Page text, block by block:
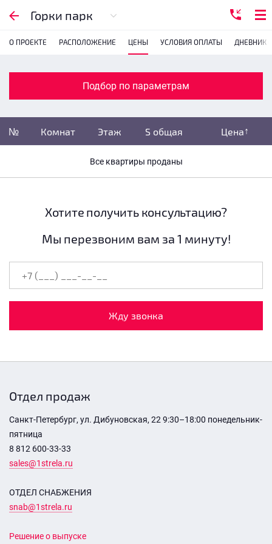
Горки парк
О ПРОЕКТЕ РАСПОЛОЖЕНИЕ ЦЕНЫ УСЛОВИЯ ОПЛАТЫ ДНЕВНИК
Подбор по параметрам
№ Комнат Этаж S общая Цена
Все квартиры проданы
Подбор по параметрам
1
Убрать переуступки
S общая не указана
все этажи
Хотите получить консультацию?
Мы перезвоним вам за 1 минуту!
Жду звонка
Отдел продаж
Санкт-Петербург, ул. Дибуновская, 22 9:30–18:00 понедельник-
пятница
8 812 600-33-33
sales@1strela.ru
ОТДЕЛ СНАБЖЕНИЯ
snab@1strela.ru
Решение о выпуске